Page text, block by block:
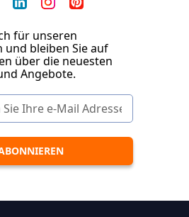
für unseren
und bleiben Sie auf
über die neuesten
Angebote.